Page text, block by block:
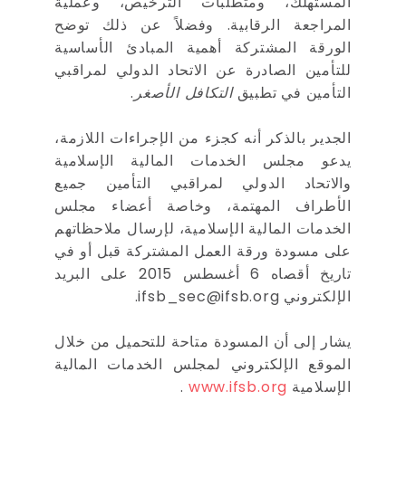
المراجعة الرقابية. وفضلاً عن ذلك توضح
الورقة المشتركة أهمية المبادئ الأساسية
للتأمين الصادرة عن الاتحاد الدولي لمراقبي
التأمين في تطبيقالتكافل الأصغر .
الجدير بالذكر أنه كجزء من الإجراءات اللازمة،
يدعو مجلس الخدمات المالية الإسلامية
والاتحاد الدولي لمراقبي التأمين جميع
الأطراف المهتمة، وخاصة أعضاء مجلس
الخدمات المالية الإسلامية، لإرسال ملاحظاتهم
على مسودة ورقة العمل المشتركة قبل أو في
تاريخ أقصاه 6 أغسطس 2015 على البريد
الإلكتروني ifsb_sec@ifsb.org
.
يشار إلى أن المسودة متاحة للتحميل من خلال
الموقع الإلكتروني لمجلس الخدمات المالية
الإسلامية www.ifsb.org
.